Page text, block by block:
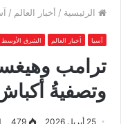
الرئيسية / أخبار العالم /
آسيا أخبار العالم الشرق الأوسط
ترامب
وتصفيةُ
25 أبريل 2026 479